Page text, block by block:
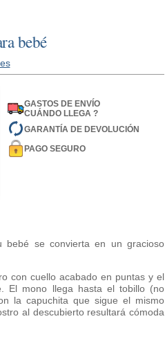
bebé
GASTOS DE ENVÍO
CUÁNDO LLEGA ?
GARANTÍA DE DEVOLUCIÓN
PAGO SEGURO
bebé se convierta en un gracioso
con cuello acabado en puntas y el
El mono llega hasta el tobillo (no
la capuchita que sigue el mismo
al descubierto resultará cómoda